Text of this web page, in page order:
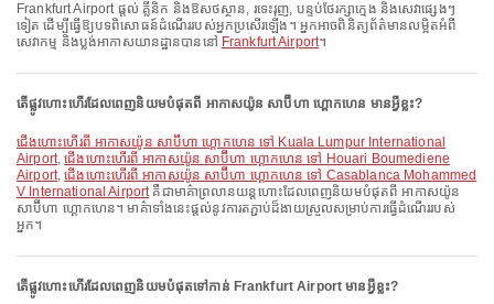
Frankfurt Airport ផ្តល់ គ្លីនិក និងឱសថស្ថាន, រទេះរុញ, បន្ទប់ថែរក្សាក្មេង និងសេវាផ្សេងៗ
ទៀត ដើម្បីធ្វើឱ្យបទពិសោធន៍ដំណើររបស់អ្នកប្រសើរឡើង។ អ្នកអាចពិនិត្យព័ត៌មានលម្អិតអំពី
សេវាកម្ម និងប្លង់អាកាសយានដ្ឋានបាននៅ Frankfurt Airport។
តើផ្លូវហោះហើរដែលពេញនិយមបំផុតពី អាកាសយ៉ូន សាប៊ីហា ហ្គោកហេន មានអ្វីខ្លះ?
ជើងហោះហើរពី អាកាសយ៉ូន សាប៊ីហា ហ្គោកហេន ទៅ Kuala Lumpur International
Airport,ជើងហោះហើរពី អាកាសយ៉ូន សាប៊ីហា ហ្គោកហេន ទៅ Houari Boumediene
Airport,ជើងហោះហើរពី អាកាសយ៉ូន សាប៊ីហា ហ្គោកហេន ទៅ Casablanca Mohammed
V International Airportគឺជាមាគ៌ាព្រលានយន្តហោះដែលពេញនិយមបំផុតពី អាកាសយ៉ូន
សាប៊ីហា ហ្គោកហេន។ មាគ៌ាទាំងនេះផ្តល់នូវការតភ្ជាប់ដ៏ងាយស្រួលសម្រាប់ការធ្វើដំណើររបស់
អ្នក។
តើផ្លូវហោះហើរដែលពេញនិយមបំផុតទៅកាន់ Frankfurt Airport មានអ្វីខ្លះ?